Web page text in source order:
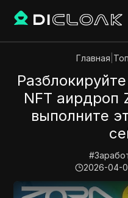
Главная
NFT аирдроп
выполните
#
2026-04-
Play Video: